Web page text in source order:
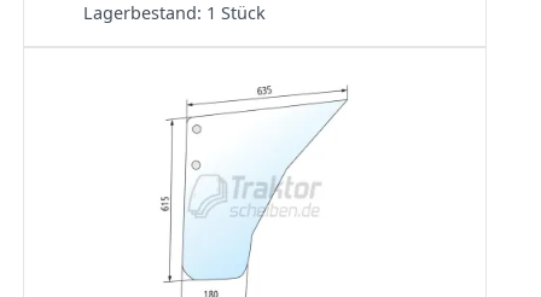
Lagerbestand: 1 Stück